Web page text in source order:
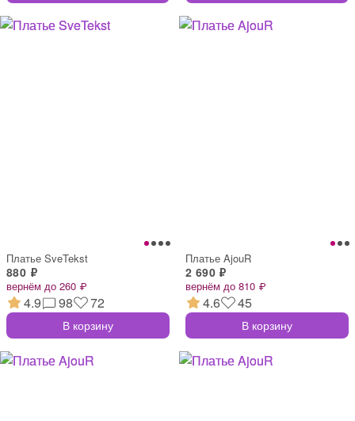
Платье SveTekst
880 ₽
вернём до 260 ₽
4.9 98 72
В корзину
Платье AjouR
2 690 ₽
вернём до 810 ₽
4.6 45
В корзину